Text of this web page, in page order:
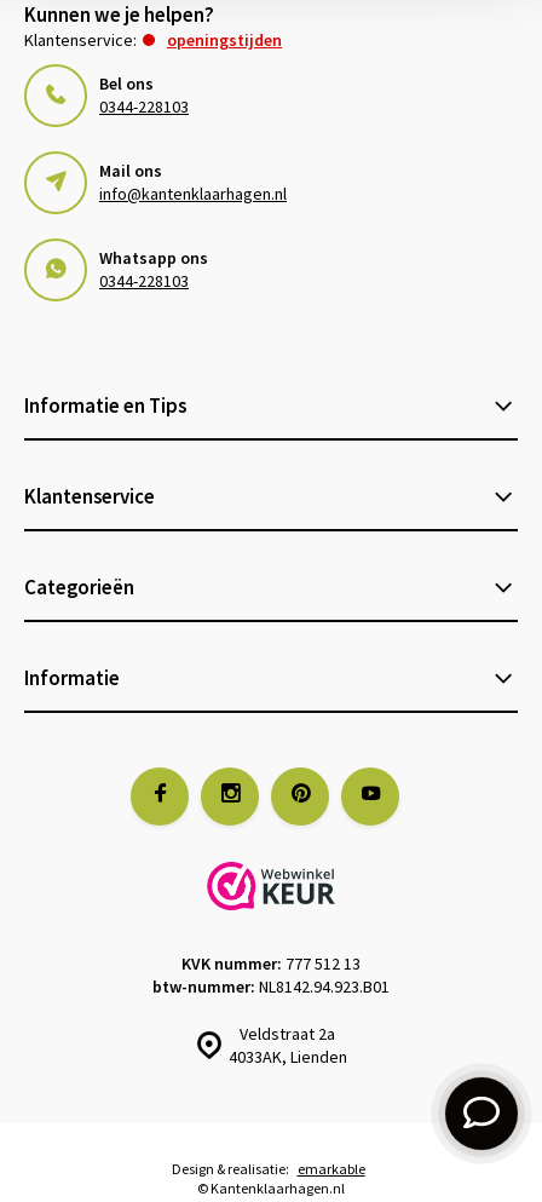
Kunnen we je helpen?
Klantenservice:
openingstijden
Bel ons
0344-228103
Mail ons
info@kantenklaarhagen.nl
Whatsapp ons
0344-228103
Informatie en Tips
Klantenservice
Categorieën
Informatie
Veldstraat 2a
4033AK, Lienden
KVK nummer: 777 512 13
btw-nummer: NL8142.94.923.B01
© Kantenklaarhagen.nl
Design & realisatie: emarkable